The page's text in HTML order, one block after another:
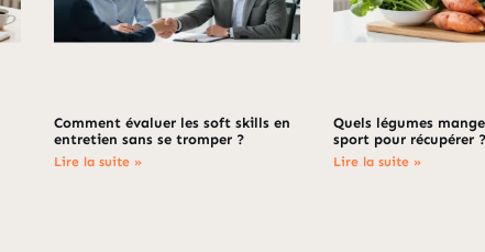
Comment évaluer les soft skills en
entretien sans se tromper ?
Lire la suite »
Quels légumes
sport pour récupérer ?
Lire la suite »